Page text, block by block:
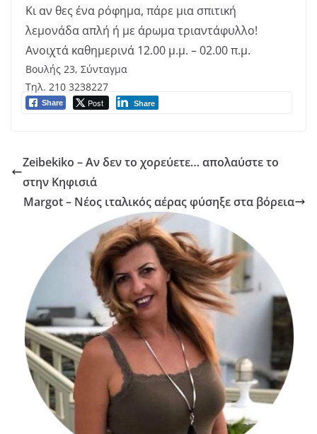
Κι αν θες ένα ρόφημα, πάρε μια σπιτική
λεμονάδα απλή ή με άρωμα τριαντάφυλλο!
Ανοιχτά καθημερινά 12.00 μ.μ. – 02.00 π.μ.
Βουλής 23, Σύνταγμα
Τηλ. 210 3238227
Share Post Share
Zeibekiko – Αν δεν το χορεύετε… απολαύστε το
στην Κηφισιά
Margot – Νέος ιταλικός αέρας φύσηξε στα βόρεια